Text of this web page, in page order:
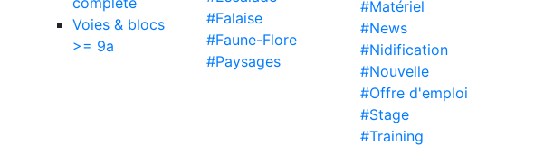
Voies & blocs
>= 9a
#Falaise
#Faune-Flore
#Paysages
#Matériel
#News
#Nidification
#Nouvelle
#Offre d'emploi
#Stage
#Training